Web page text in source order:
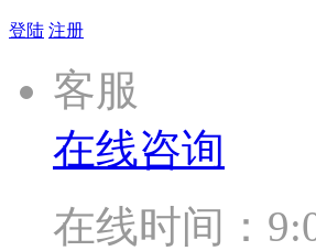
登陆 注册
客服
在线咨询
在线时间：